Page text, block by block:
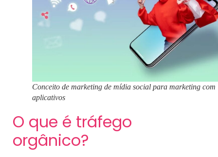
Conceito de marketing de mídia social para marketing com
aplicativos
O que é tráfego
orgânico?